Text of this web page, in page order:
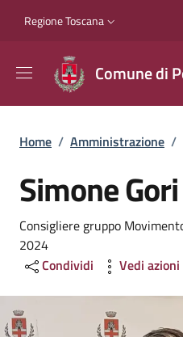
Slim top
Regione Toscana
Comune di
Briciole di
Home / Amministrazione /
Simone Gori
Consigliere gruppo
2024
Condividi
Vedi azioni